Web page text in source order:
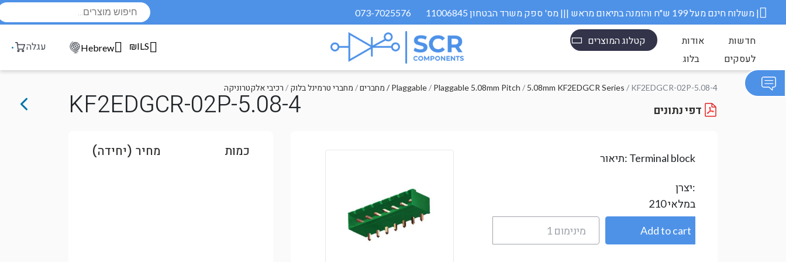
073-7025576 משלוח חינם מעל 199 ש״ח והזמנה בתיאום מראש ||| מס' ספק משרד הבטחון 11006845 |
קטלוג המוצרים אודות
חדשות
בלוג
לעסקים
עגלה Hebrew ₪ILS
רכיבי אלקטרוניקה / מחברי טרמינל בלוק / מחברים / Plaggable/ Plaggable 5.08mm Pitch / 5.08mm KF2EDGCR Series / KF2EDGCR-02P-5.08-4
KF2EDGCR-02P-5.08-4
תיאור: Terminal block
יצרן:
210במלאי
כמות מחיר (יחידה)